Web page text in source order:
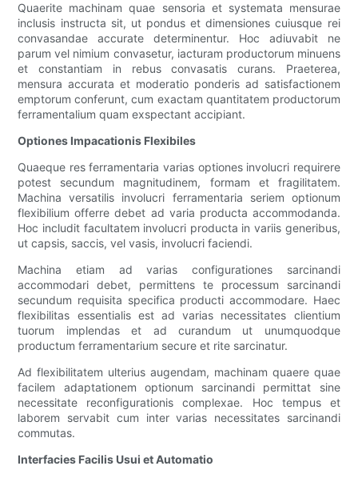
Quaerite machinam quae sensoria et systemata mensurae
inclusis instructa sit, ut pondus et dimensiones cuiusque rei
convasandae accurate determinentur. Hoc adiuvabit ne
parum vel nimium convasetur, iacturam productorum minuens
et constantiam in rebus convasatis curans. Praeterea,
mensura accurata et moderatio ponderis ad satisfactionem
emptorum conferunt, cum exactam quantitatem productorum
ferramentalium quam exspectant accipiant.
Optiones Impacationis Flexibiles
Quaeque res ferramentaria varias optiones involucri requirere
potest secundum magnitudinem, formam et fragilitatem.
Machina versatilis involucri ferramentaria seriem optionum
flexibilium offerre debet ad varia producta accommodanda.
Hoc includit facultatem involucri producta in variis generibus,
ut capsis, saccis, vel vasis, involucri faciendi.
Machina etiam ad varias configurationes sarcinandi
accommodari debet, permittens te processum sarcinandi
secundum requisita specifica producti accommodare. Haec
flexibilitas essentialis est ad varias necessitates clientium
tuorum implendas et ad curandum ut unumquodque
productum ferramentarium secure et rite sarcinatur.
Ad flexibilitatem ulterius augendam, machinam quaere quae
facilem adaptationem optionum sarcinandi permittat sine
necessitate reconfigurationis complexae. Hoc tempus et
laborem servabit cum inter varias necessitates sarcinandi
commutas.
Interfacies Facilis Usui et Automatio